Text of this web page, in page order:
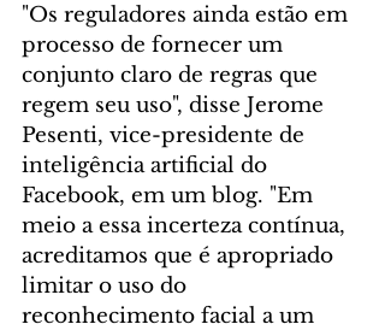
"Os reguladores ainda estão em
processo de fornecer um
conjunto claro de regras que
regem seu uso", disse Jerome
Pesenti, vice-presidente de
inteligência artificial do
Facebook, em um blog. "Em
meio a essa incerteza contínua,
acreditamos que é apropriado
limitar o uso do
reconhecimento facial a um